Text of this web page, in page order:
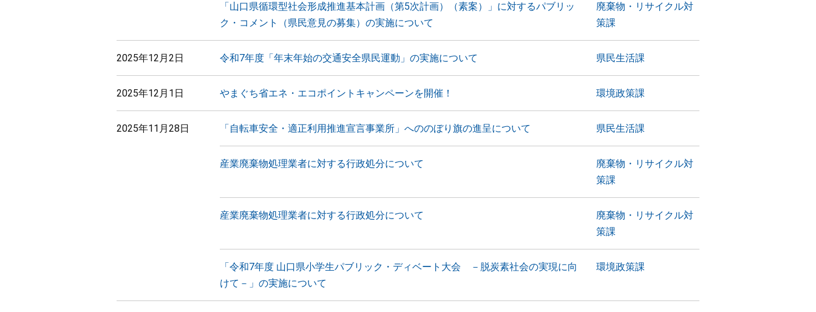
「山口県循環型社会形成推進基本計画（第5次計画）（素案）」に対するパブリッ
ク・コメント（県民意見の募集）の実施について
廃棄物・リサイクル対
策課
2025年12月2日 令和7年度「年末年始の交通安全県民運動」の実施について 県民生活課
2025年12月1日 やまぐち省エネ・エコポイントキャンペーンを開催！ 環境政策課
2025年11月28日 「自転車安全・適正利用推進宣言事業所」へののぼり旗の進呈について 県民生活課
産業廃棄物処理業者に対する行政処分について
廃棄物・リサイクル対
策課
産業廃棄物処理業者に対する行政処分について
廃棄物・リサイクル対
策課
「令和7年度 山口県小学生パブリック・ディベート大会 －脱炭素社会の実現に向
けて－」の実施について
環境政策課